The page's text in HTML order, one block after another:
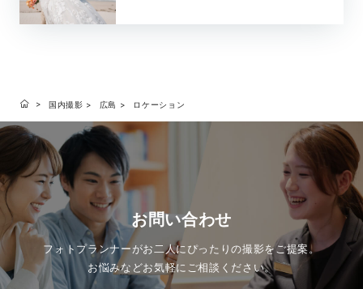
国内撮影 広島 ロケーション
お問い合わせ
フォトプランナーがお二人にぴったりの撮影をご提案。
お悩みなどお気軽にご相談ください。